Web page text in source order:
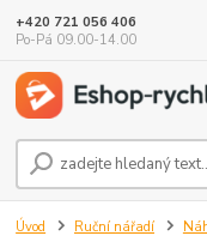
+420 721 056 406
Po-Pá 09.00-14.00
Úvod Ruční nářadí